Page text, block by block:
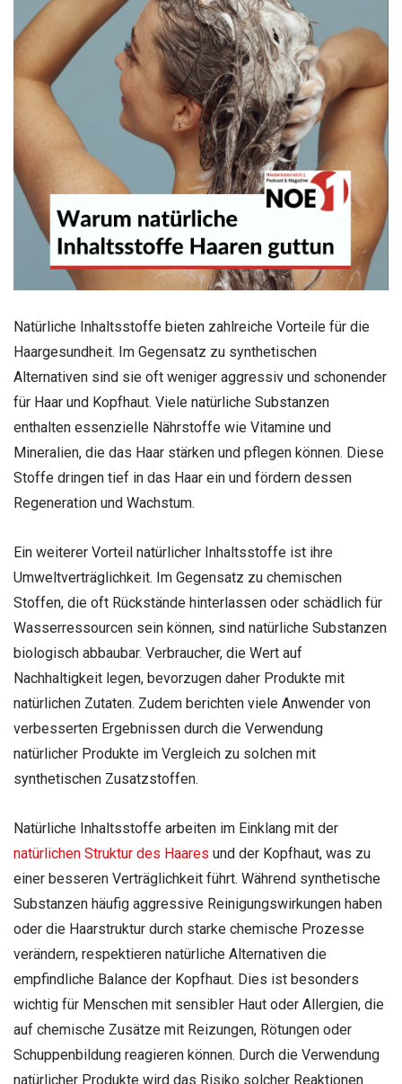
Natürliche Inhaltsstoffe bieten zahlreiche Vorteile für die
Haargesundheit. Im Gegensatz zu synthetischen
Alternativen sind sie oft weniger aggressiv und schonender
für Haar und Kopfhaut. Viele natürliche Substanzen
enthalten essenzielle Nährstoffe wie Vitamine und
Mineralien, die das Haar stärken und pflegen können. Diese
Stoffe dringen tief in das Haar ein und fördern dessen
Regeneration und Wachstum.
Ein weiterer Vorteil natürlicher Inhaltsstoffe ist ihre
Umweltverträglichkeit. Im Gegensatz zu chemischen
Stoffen, die oft Rückstände hinterlassen oder schädlich für
Wasserressourcen sein können, sind natürliche Substanzen
biologisch abbaubar. Verbraucher, die Wert auf
Nachhaltigkeit legen, bevorzugen daher Produkte mit
natürlichen Zutaten. Zudem berichten viele Anwender von
verbesserten Ergebnissen durch die Verwendung
natürlicher Produkte im Vergleich zu solchen mit
synthetischen Zusatzstoffen.
Natürliche Inhaltsstoffe arbeiten im Einklang mit der
natürlichen Struktur des Haares und der Kopfhaut, was zu
einer besseren Verträglichkeit führt. Während synthetische
Substanzen häufig aggressive Reinigungswirkungen haben
oder die Haarstruktur durch starke chemische Prozesse
verändern, respektieren natürliche Alternativen die
empfindliche Balance der Kopfhaut. Dies ist besonders
wichtig für Menschen mit sensibler Haut oder Allergien, die
auf chemische Zusätze mit Reizungen, Rötungen oder
Schuppenbildung reagieren können. Durch die Verwendung
natürlicher Produkte wird das Risiko solcher Reaktionen